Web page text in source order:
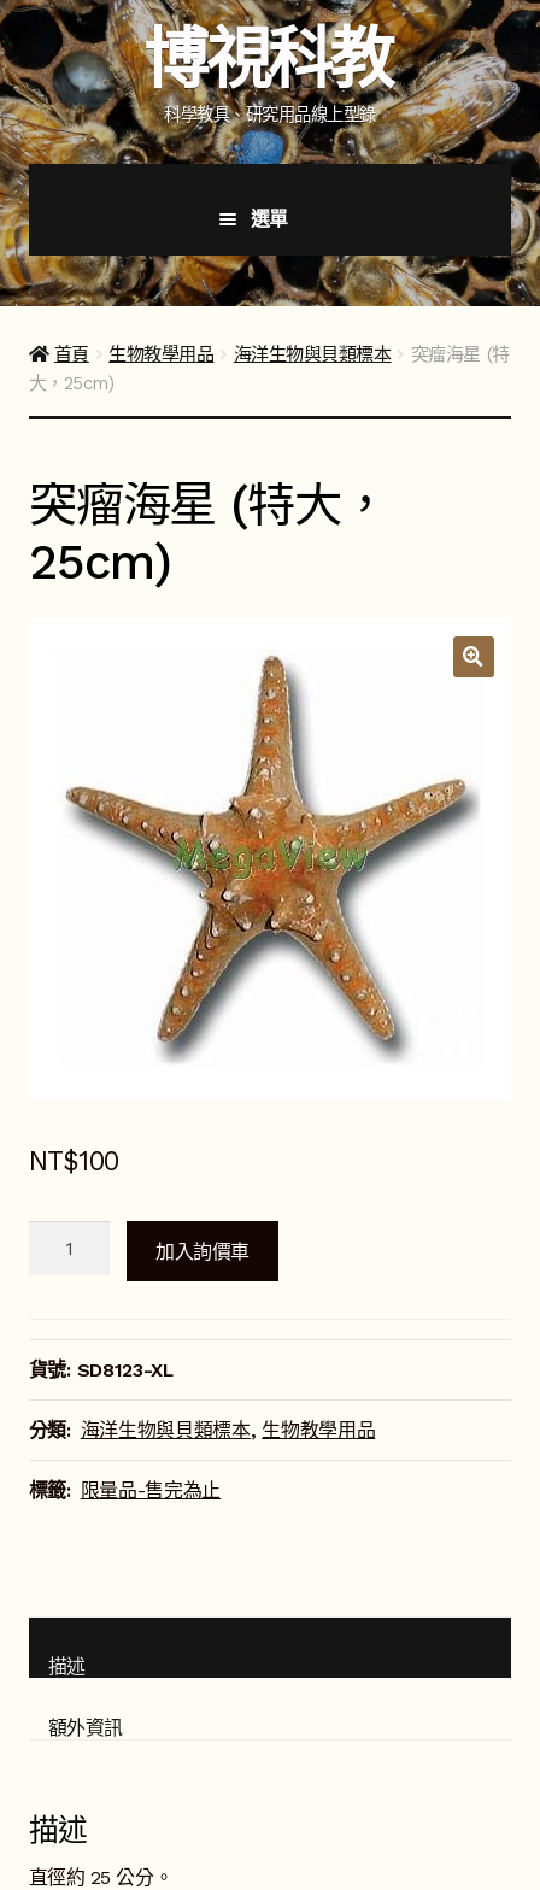
跳
導
覽
列
跳
主
要
內
容
博視科教
科學教具、研究用品線上型錄
選單
首頁
新品上市
聯絡我們
展
開
詢價車
首頁 生物教學用品 海洋生物與貝類標本
突瘤海星 (特
大，25cm)
突瘤海星 (特大，
25cm)
NT$100
(特
大，
25cm)
數
量
加入詢價車
貨號: SD8123-XL
分類: 海洋生物與貝類標本, 生物教學用品
標籤: 限量品-售完為止
描述
額外資訊
描述
直徑約 25 公分。